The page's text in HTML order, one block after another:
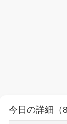
今日の詳細（8